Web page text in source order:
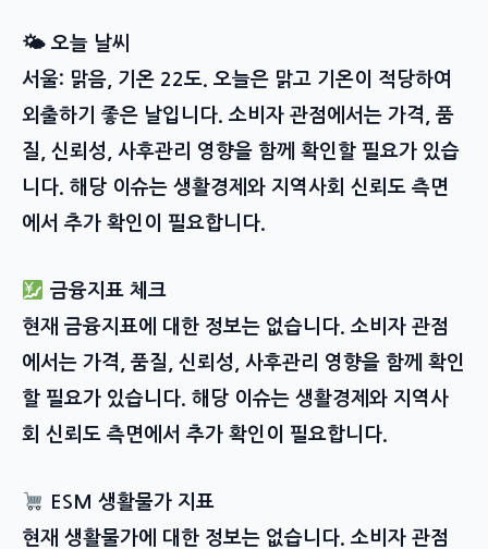
🌤 오늘 날씨
서울: 맑음, 기온 22도. 오늘은 맑고 기온이 적당하여
외출하기 좋은 날입니다. 소비자 관점에서는 가격, 품
질, 신뢰성, 사후관리 영향을 함께 확인할 필요가 있습
니다. 해당 이슈는 생활경제와 지역사회 신뢰도 측면
에서 추가 확인이 필요합니다.
금융지표 체크
현재 금융지표에 대한 정보는 없습니다. 소비자 관점
에서는 가격, 품질, 신뢰성, 사후관리 영향을 함께 확인
할 필요가 있습니다. 해당 이슈는 생활경제와 지역사
회 신뢰도 측면에서 추가 확인이 필요합니다.
ESM 생활물가 지표
현재 생활물가에 대한 정보는 없습니다. 소비자 관점